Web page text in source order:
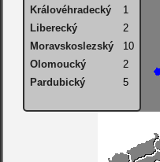
Královéhradecký
1
Liberecký
2
Moravskoslezský
10
Olomoucký
2
Pardubický
5